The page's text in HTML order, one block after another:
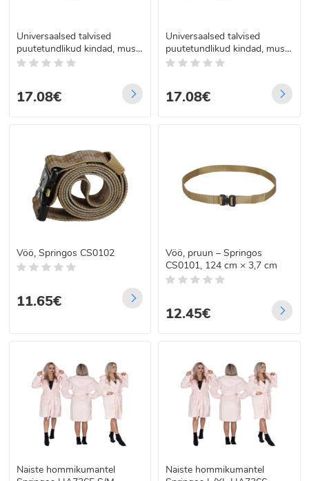
Universaalsed talvised
puutetundlikud kindad, must,
Springos GL0005, suurus M
17.08€
Universaalsed talvised
puutetundlikud kindad, must,
Springos GL0006, L
17.08€
Vöö, Springos CS0102
11.65€
Vöö, pruun – Springos
CS0101, 124 cm × 3,7 cm
12.45€
Naiste hommikumantel
Naiste hommikumantel